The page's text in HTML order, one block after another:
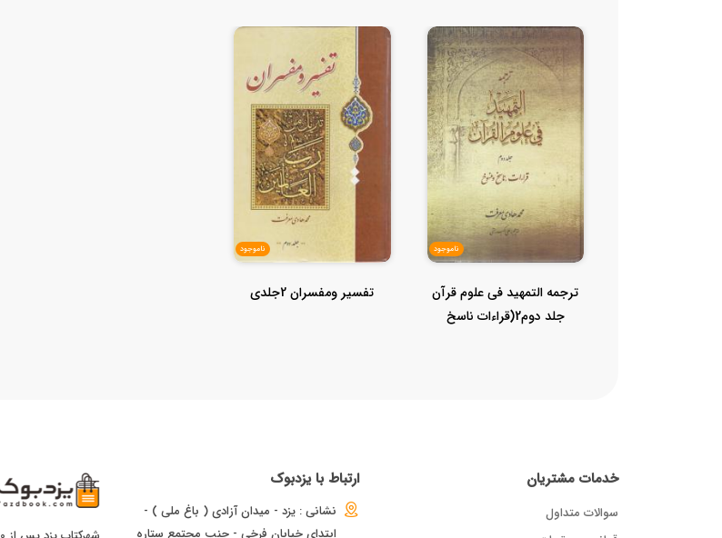
ناموجود
ترجمه التمهید فی علوم قرآن
جلد دوم2(قراءات ناسخ
ناموجود
تفسیر ومفسران 2جلدی
خدمات مشتریان
سوالات متداول
ارتباط با یزدبوک
نشانی : یزد - میدان آزادی ( باغ ملی ) -
ابتدای خیابان فرخی - جنب مجتمع ستاره